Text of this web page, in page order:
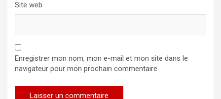
Site web
Enregistrer mon nom, mon e-mail et mon site dans le
navigateur pour mon prochain commentaire.